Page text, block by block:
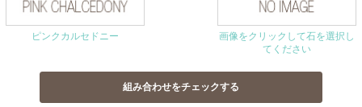
ピンクカルセドニー
画像をクリックして石を選択し
てください